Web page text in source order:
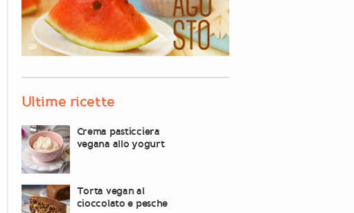
Ultime ricette
Crema pasticciera
vegana allo yogurt
Torta vegan al
cioccolato e pesche